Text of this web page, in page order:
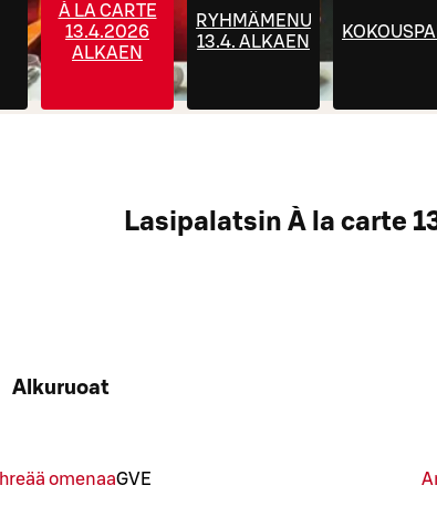
À LA CARTE
13.4.2026
ALKAEN
RYHMÄMENUT
13.4. ALKAEN
Lasipalatsin À la carte
Alkuruoat
omenaaGVE